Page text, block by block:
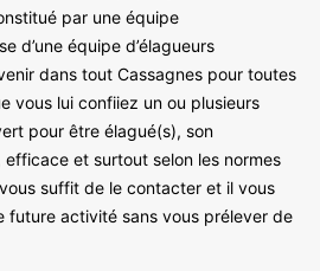
par une équipe
d’une équipe d’élagueurs
dans tout Cassagnes pour toutes
vous lui confiiez un ou plusieurs
pour être élagué(s), son
et surtout selon les normes
suffit de le contacter et il vous
future activité sans vous prélever de